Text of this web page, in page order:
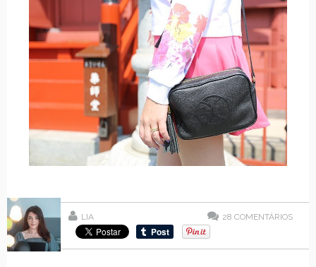
LIA 28 COMENTÁRIOS